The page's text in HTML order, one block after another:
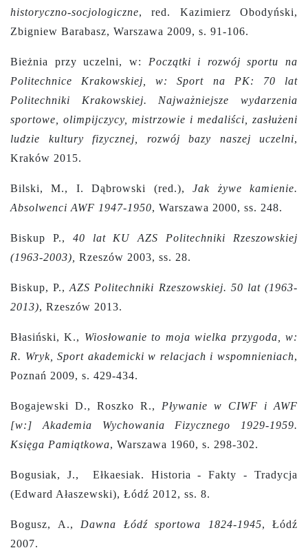
historyczno-socjologiczne,
red. Kazimierz Obodyński,
Zbigniew Barabasz, Warszawa 2009, s. 91-106.
Bieżnia przy uczelni, w: Początki i rozwój sportu na
Politechnice Krakowskiej, w: Sport na PK: 70 lat
Politechniki Krakowskiej. Najważniejsze wydarzenia
sportowe, olimpijczycy, mistrzowie i medaliści, zasłużeni
ludzie kultury fizycznej, rozwój bazy naszej uczelni,
Kraków 2015.
Bilski, M., I. Dąbrowski (red.),Jak żywe kamienie.
Absolwenci AWF 1947-1950, Warszawa 2000, ss. 248.
Biskup P., 40 lat KU AZS Politechniki Rzeszowskiej
(1963-2003),
Rzeszów 2003, ss. 28.
Biskup, P.,AZS Politechniki Rzeszowskiej. 50 lat (1963-
2013), Rzeszów 2013.
Błasiński, K., Wiosłowanie to moja wielka przygoda, w:
R. Wryk, Sport akademicki w relacjach i wspomnieniach,
Poznań 2009, s. 429-434.
Bogajewski D., Roszko R., Pływanie w CIWF i AWF
[w:] Akademia Wychowania Fizycznego 1929-1959.
Księga Pamiątkowa, Warszawa 1960, s. 298-302.
Bogusiak, J., Ełkaesiak. Historia - Fakty - Tradycja
(Edward Ałaszewski), Łódź 2012, ss. 8.
Bogusz, A., Dawna Łódź sportowa 1824-1945, Łódź
2007.